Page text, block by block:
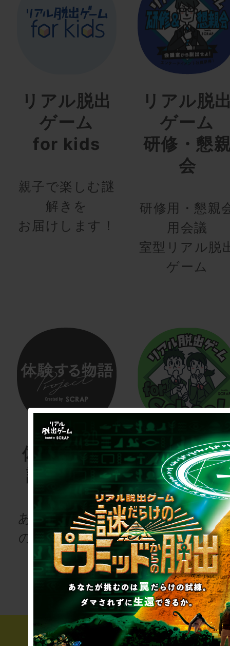
リアル脱出
ゲーム
for kids
親子で楽しむ謎
解きを
お届けします！
リアル脱
ゲーム
研修・懇
会
研修用・懇親
用会議
室型リアル脱
ゲーム
体験する物
語project
あなたも、物語
の登場人物にな
りませんか
リアル脱
ゲーム
for
次の授業は“謎
き”!?